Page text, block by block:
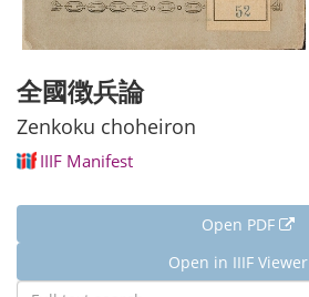
全國徴兵論
Zenkoku choheiron
IIIF Manifest
Open PDF
Open in IIIF Viewer